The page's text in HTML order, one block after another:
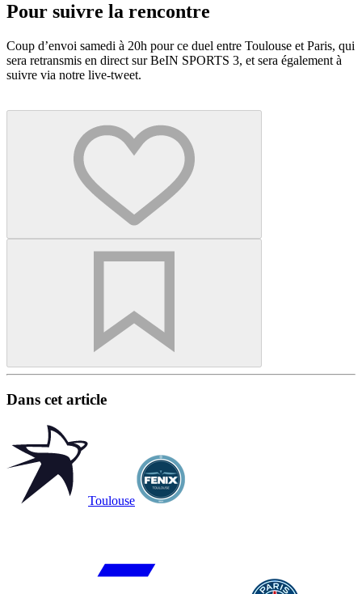
Pour suivre la rencontre
Coup d’envoi samedi à 20h pour ce duel entre Toulouse et Paris, qui
sera retransmis en direct sur BeIN SPORTS 3, et sera également à
suivre via notre live-tweet.
Dans cet article
Toulouse